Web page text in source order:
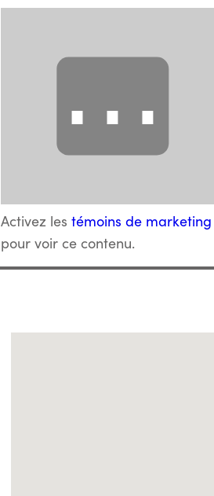
⋯
Activez les témoins de marketing
pour voir ce contenu.
Entrevue réalisée lors de la soirée de remise des